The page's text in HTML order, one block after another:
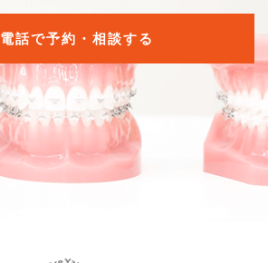
電話で予約・相談する